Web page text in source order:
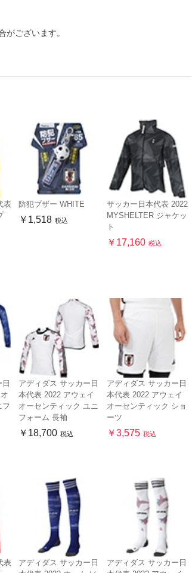
ございます。
表
防犯ブザー WHITE
￥1,518 税込
サッカー日本代表 2022
MYSHELTER ジャケッ
ト
￥17,160 税込
フ
アディダス サッカー日
本代表 2022 アウェイ
オーセンティック ユニ
フォーム 長袖
￥18,700 税込
アディダス サッカー日
本代表 2022 アウェイ
オーセンティック ショ
ーツ
￥3,575 税込
表
アディダス サッカー日
アディダス サッカー日